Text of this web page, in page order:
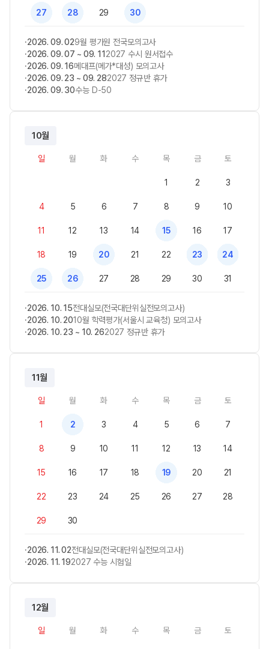
27 28 29 30
2026. 09. 029월 평가원 전국모의고사
2026. 09. 07 ~ 09. 112027 수시 원서접수
2026. 09. 16메대프(메가*대성) 모의고사
2026. 09. 23 ~ 09. 282027 정규반 휴가
2026. 09. 30수능 D-50
10월
일 월 화 수 목 금 토
1 2 3
4 5 6 7 8 9 10
11 12 13 14 15 16 17
18 19 20 21 22 23 24
25 26 27 28 29 30 31
2026. 10. 15전대실모(전국대단위실전모의고사)
2026. 10. 2010월 학력평가(서울시 교육청) 모의고사
2026. 10. 23 ~ 10. 262027 정규반 휴가
11월
일 월 화 수 목 금 토
1 2 3 4 5 6 7
8 9 10 11 12 13 14
15 16 17 18 19 20 21
22 23 24 25 26 27 28
29 30
2026. 11. 02전대실모(전국대단위실전모의고사)
2026. 11. 192027 수능 시험일
12월
일 월 화 수 목 금 토